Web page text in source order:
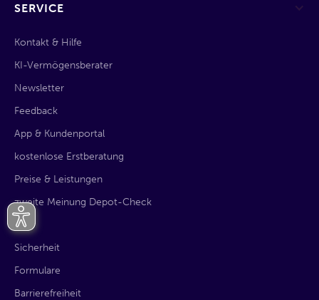
SERVICE
Kontakt & Hilfe
KI-Vermögensberater
Newsletter
Feedback
App & Kundenportal
kostenlose Erstberatung
Preise & Leistungen
zweite Meinung Depot-Check
AGB
Sicherheit
Formulare
Barrierefreiheit